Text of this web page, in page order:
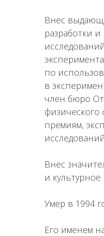
Внес
разработки
по
в
член бюро
физического
премиям,
Внес
и
Умер в 1994
Его именем